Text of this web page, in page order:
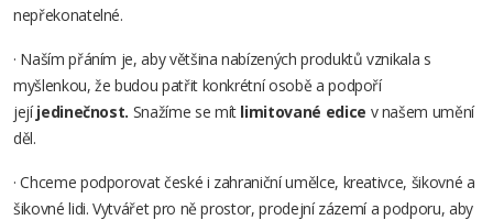
nepřekonatelné.
· Naším přáním je, aby většina nabízených produktů vznikala s
myšlenkou, že budou patřit konkrétní osobě a podpoří
jejíjedinečnost. Snažíme se mít limitované edice v našem umění
děl.
· Chceme podporovat české i zahraniční umělce, kreativce, šikovné a
šikovné lidi. Vytvářet pro ně prostor, prodejní zázemí a podporu, aby